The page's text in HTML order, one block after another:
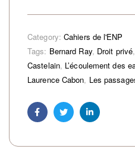
Category: Cahiers de l'ENP
Tags: Bernard Ray, Droit privé
Castelain, L’écoulement des
Laurence Cabon, Les
FacebookTwitterLinkedin